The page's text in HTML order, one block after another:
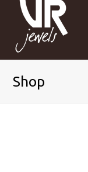
Shop